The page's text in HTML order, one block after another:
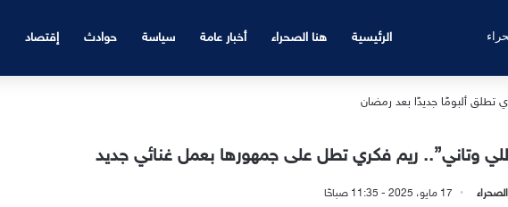
الرئيسية هنا الصحراء أخبار عامة سياسة حوادث إقتصاد
اللي وتاني”.. ريم فكري تطل على جمهورها بعمل غنائي جديد
17 مايو، 2025 - 11:35 صباحًا